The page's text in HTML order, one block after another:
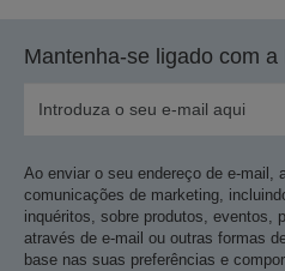
Mantenha-se ligado com a
Ao enviar o seu endereço de e-mail,
comunicações de marketing,
inquéritos, sobre produtos, eventos,
através de e-mail ou outras formas
base nas suas preferências e